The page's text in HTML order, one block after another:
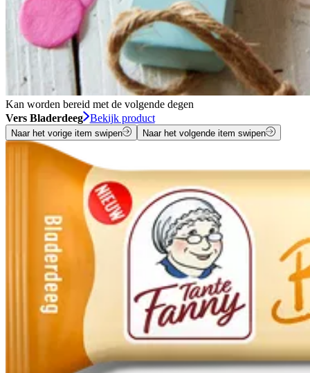
Kan worden bereid met de volgende degen
Vers Bladerdeeg Bekijk product
Naar het vorige item swipen Naar het volgende item swipen